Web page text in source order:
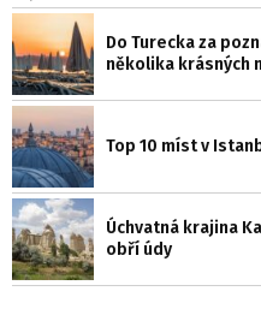
Do Turecka za
několika krásných
Top 10 míst v
Úchvatná krajina
obří údy